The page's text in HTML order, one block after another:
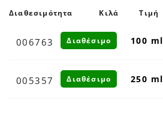
Διαθεσιμότητα Κιλά Τιμή
006763 100 ml
Διαθέσιμο
005357 250 ml
Διαθέσιμο